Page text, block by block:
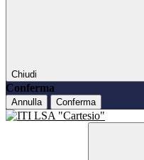
Chiudi
Conferma
Annulla Conferma